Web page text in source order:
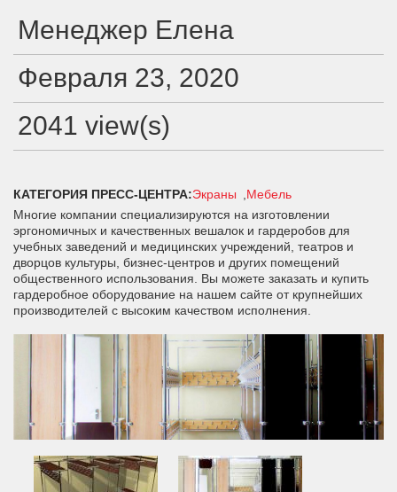
Менеджер Елена
Февраля 23, 2020
2041 view(s)
КАТЕГОРИЯ ПРЕСС-ЦЕНТРА:Экраны
Мебель
Многие компании специализируются на изготовлении
эргономичных и качественных вешалок и гардеробов для
учебных заведений и медицинских учреждений, театров и
дворцов культуры, бизнес-центров и других помещений
общественного использования. Вы можете заказать и купить
гардеробное оборудование на нашем сайте от крупнейших
производителей с высоким качеством исполнения.